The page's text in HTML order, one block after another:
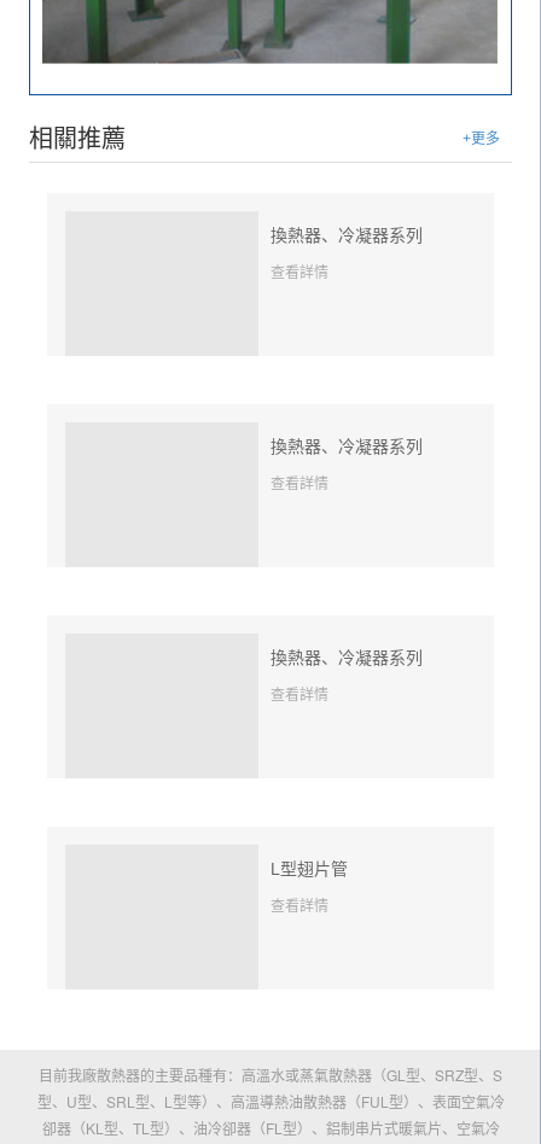
相關推薦 +更多
換熱器、冷凝器系列
查看詳情
換熱器、冷凝器系列
查看詳情
換熱器、冷凝器系列
查看詳情
L型翅片管
查看詳情
目前我廠散熱器的主要品種有：高溫水或蒸氣散熱器（GL型、SRZ型、S
型、U型、SRL型、L型等）、高溫導熱油散熱器（FUL型）、表面空氣冷
卻器（KL型、TL型）、油冷卻器（FL型）、鋁制串片式暖氣片、空氣冷